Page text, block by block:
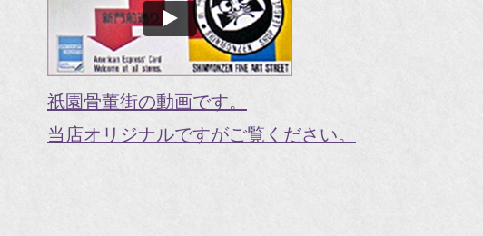
祇園骨董街の動画です。
当店オリジナルですがご覧ください。